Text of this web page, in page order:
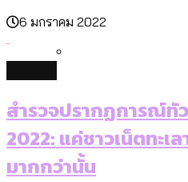
ลักษณ์แบบไหนสู่
6 มกราคม 2022
สำรวจปรากฏการณ์ทั
2022: แค่ชาวเน็ตทะเ
มากกว่านั้น